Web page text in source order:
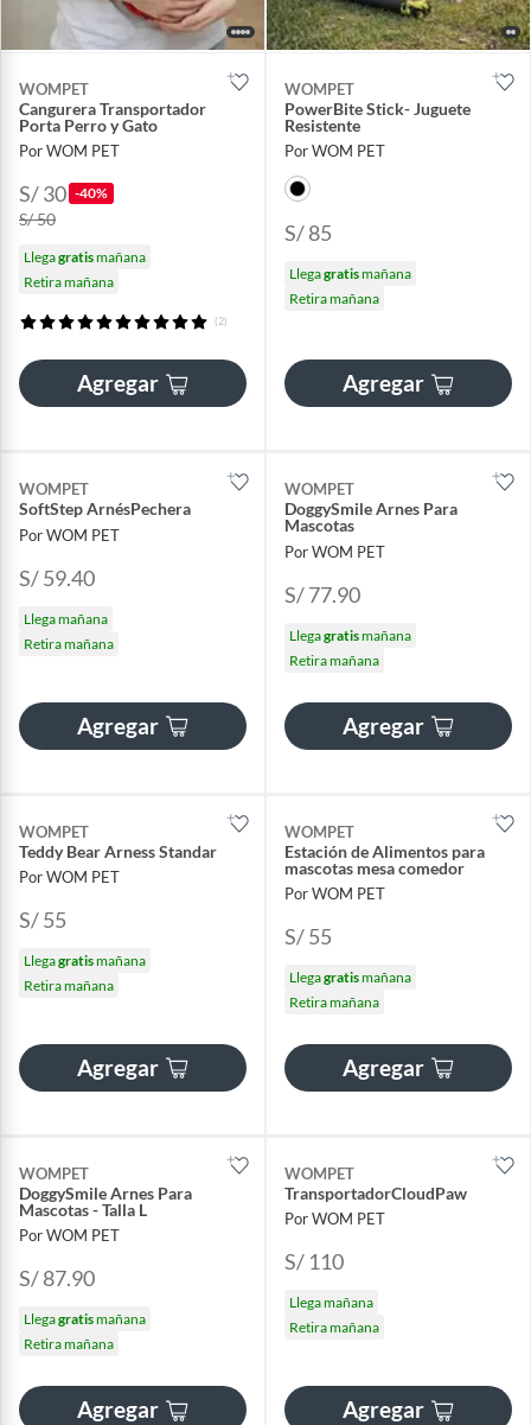
WOMPET
Cangurera Transportador
Porta Perro y Gato
Por WOM PET
S/ 30 -40%
S/ 50
Llegagratismañana
Retira mañana
(2)
Agregar
WOMPET
PowerBite Stick- Juguete
Resistente
Por WOM PET
S/ 85
Llegagratismañana
Retira mañana
Agregar
WOMPET
SoftStep ArnésPechera
Por WOM PET
S/ 59.40
Llega mañana
Retira mañana
Agregar
WOMPET
DoggySmile Arnes Para
Mascotas
Por WOM PET
S/ 77.90
Llegagratismañana
Retira mañana
Agregar
WOMPET
Teddy Bear Arness Standar
Por WOM PET
S/ 55
Llegagratismañana
Retira mañana
Agregar
WOMPET
Estación de Alimentos para
mascotas mesa comedor
Por WOM PET
S/ 55
Llegagratismañana
Retira mañana
Agregar
WOMPET
DoggySmile Arnes Para
Mascotas - Talla L
Por WOM PET
S/ 87.90
Llegagratismañana
Retira mañana
Agregar
WOMPET
TransportadorCloudPaw
Por WOM PET
S/ 110
Llega mañana
Retira mañana
Agregar